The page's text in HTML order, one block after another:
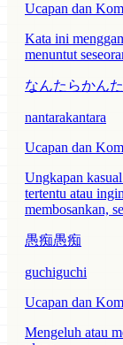
Ucapan dan
Kata ini
menuntut
なんたらかん
nantarakantara
Ucapan dan
Ungkapan
tertentu atau
membosankan,
愚痴愚痴
guchiguchi
Ucapan dan
Mengeluh atau